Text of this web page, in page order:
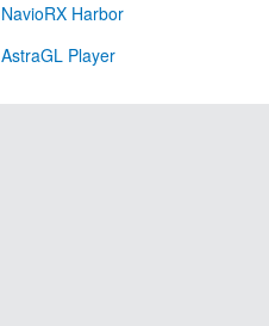
NavioRX Harbor
AstraGL Player